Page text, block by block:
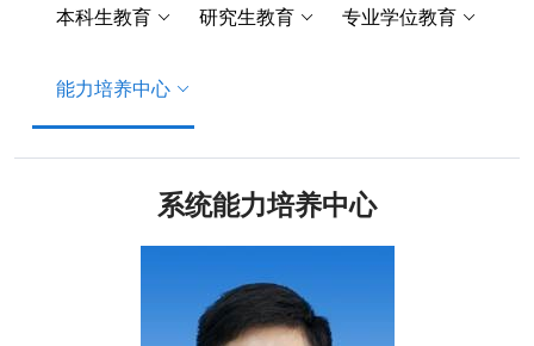
本科生教育 研究生教育 专业学位教育
能力培养中心
系统能力培养中心